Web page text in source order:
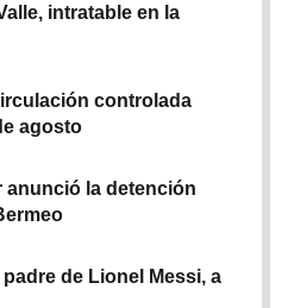
intratable en la
controlada
agosto
anunció la detención
de Lionel Messi, a